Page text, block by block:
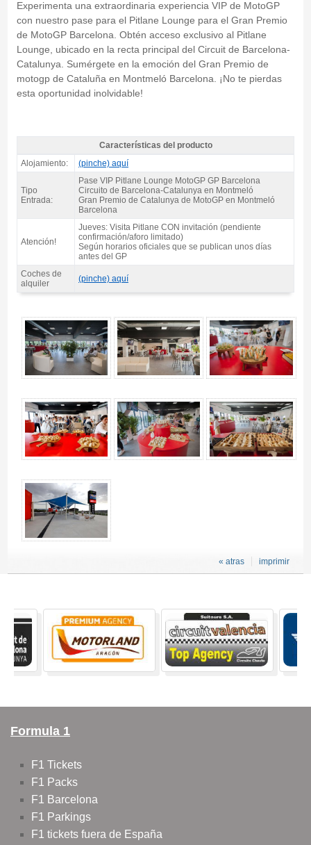
Experimenta una extraordinaria experiencia VIP de MotoGP
con nuestro pase para el Pitlane Lounge para el Gran Premio
de MotoGP Barcelona. Obtén acceso exclusivo al Pitlane
Lounge, ubicado en la recta principal del Circuit de Barcelona-
Catalunya. Sumérgete en la emoción del Gran Premio de
motogp de Cataluña en Montmeló Barcelona. ¡No te pierdas
esta oportunidad inolvidable!
Pase VIP MotoGP Pitlane Lounge 2027 - Características del producto
Características del producto
Alojamiento:
(pinche) aquí
Tipo
Entrada:
Pase VIP Pitlane Lounge MotoGP GP Barcelona
Circuito de Barcelona-Catalunya en Montmeló
Gran Premio de Catalunya de MotoGP en Montmeló
Barcelona
Atención!
Jueves: Visita Pitlane CON invitación (pendiente
confirmación/aforo limitado)
Según horarios oficiales que se publican unos días
antes del GP
Coches de
alquiler
(pinche) aquí
imprimir
« atras
Formula 1
F1 Tickets
F1 Packs
F1 Barcelona
F1 Parkings
F1 tickets fuera de España